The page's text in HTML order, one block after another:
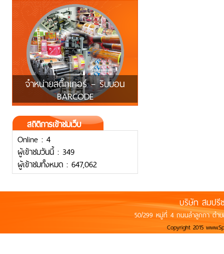
จำหน่ายสติ๊กเกอร์ – ริบบอน
BARCODE
สถิติการเข้าชมเว็บ
Online : 4
ผู้เข้าชมวันนี้ : 349
ผู้เข้าชมทั้งหมด : 647,062
บริษัท สมปรี
50/299 หมู่ที่ 4 ถนนลำลูกกา ตำบ
Copyright 2015